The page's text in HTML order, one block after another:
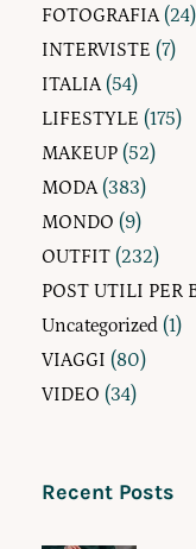
FOTOGRAFIA(24)
INTERVISTE (7)
ITALIA(54)
LIFESTYLE (175)
MAKEUP (52)
MODA(383)
MONDO (9)
OUTFIT (232)
POST UTILI PER
Uncategorized (1)
VIAGGI (80)
VIDEO (34)
Recent Posts